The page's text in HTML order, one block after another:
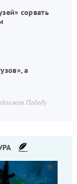
сорвать
а
Победу